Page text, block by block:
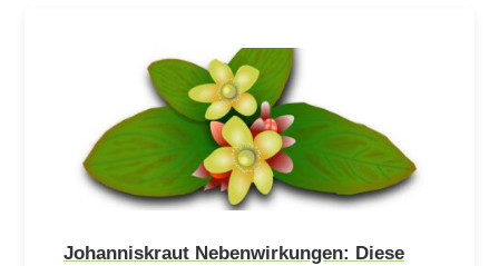
Johanniskraut Nebenwirkungen: Diese